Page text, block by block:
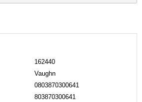
162440
Vaughn
0803870300641
803870300641